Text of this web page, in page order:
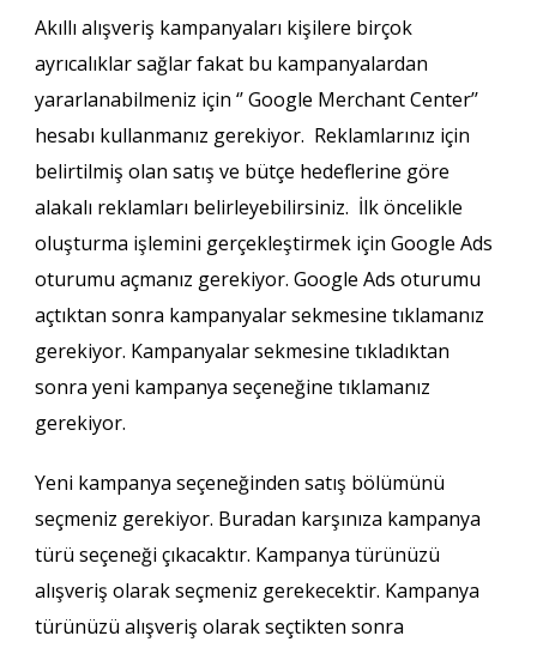
Akıllı alışveriş kampanyaları kişilere birçok
ayrıcalıklar sağlar fakat bu kampanyalardan
yararlanabilmeniz için ‘’ Google Merchant Center’’
hesabı kullanmanız gerekiyor. Reklamlarınız için
belirtilmiş olan satış ve bütçe hedeflerine göre
alakalı reklamları belirleyebilirsiniz. İlk öncelikle
oluşturma işlemini gerçekleştirmek için Google Ads
oturumu açmanız gerekiyor. Google Ads oturumu
açtıktan sonra kampanyalar sekmesine tıklamanız
gerekiyor. Kampanyalar sekmesine tıkladıktan
sonra yeni kampanya seçeneğine tıklamanız
gerekiyor.
Yeni kampanya seçeneğinden satış bölümünü
seçmeniz gerekiyor. Buradan karşınıza kampanya
türü seçeneği çıkacaktır. Kampanya türünüzü
alışveriş olarak seçmeniz gerekecektir. Kampanya
türünüzü alışveriş olarak seçtikten sonra